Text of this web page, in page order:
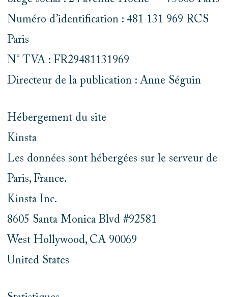
Numéro d’identification : 481 131 969 RCS
Paris
N° TVA : FR29481131969
Directeur de la publication : Anne Séguin
Hébergement du site
Kinsta
Les données sont hébergées sur le serveur de
Paris, France.
Kinsta Inc.
8605 Santa Monica Blvd #92581
West Hollywood, CA 90069
United States